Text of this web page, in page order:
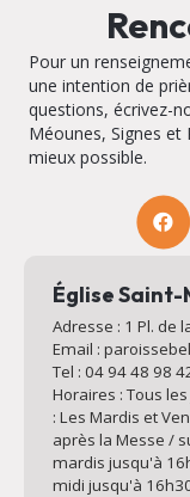
Pour un
une intention de
questions, écrivez-
Méounes, Signes et
mieux possible.
Église
Adresse : 1 Pl. de
Email :
Tel : 04 94 48 98
Horaires : Tous
: Les Mardis et
après la Messe /
mardis jusqu'à
midi jusqu'à